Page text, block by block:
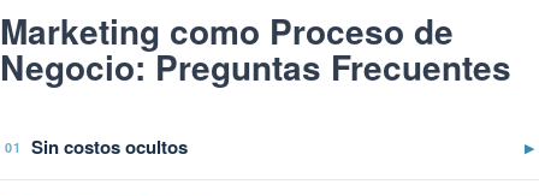
Marketing como Proceso de
Negocio: Preguntas Frecuentes
01 Sin costos ocultos ▶